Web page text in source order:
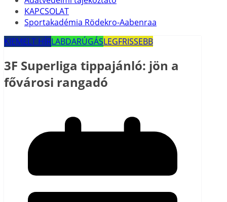
KAPCSOLAT
Sportakadémia Rödekro-Aabenraa
KIEMELT HÍRLABDARÚGÁSLEGFRISSEBB
3F Superliga tippajánló: jön a
fővárosi rangadó